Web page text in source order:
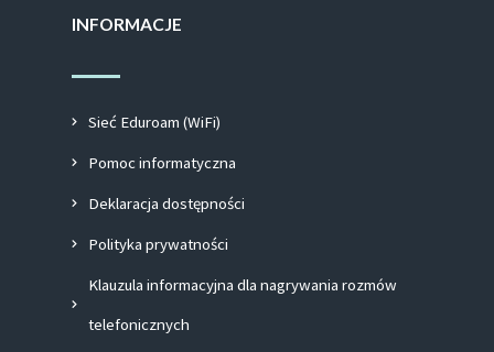
INFORMACJE
Sieć Eduroam (WiFi)
Pomoc informatyczna
Deklaracja dostępności
Polityka prywatności
Klauzula informacyjna dla nagrywania rozmów
telefonicznych